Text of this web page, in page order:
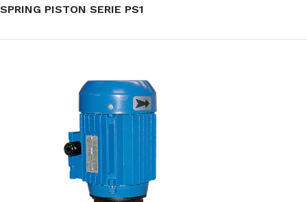
SPRING PISTON SERIE PS1